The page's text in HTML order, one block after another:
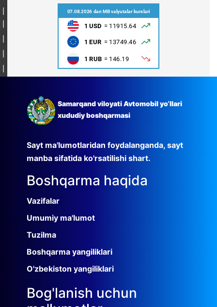
Samarqand viloyati Avtomobil yo‘llari
xududiy boshqarmasi
Sayt ma'lumotlaridan foydalanganda, sayt
manba sifatida ko'rsatilishi shart.
Boshqarma haqida
Vazifalar
Umumiy ma'lumot
Tuzilma
Boshqarma yangiliklari
O'zbekiston yangiliklari
Bog'lanish uchun